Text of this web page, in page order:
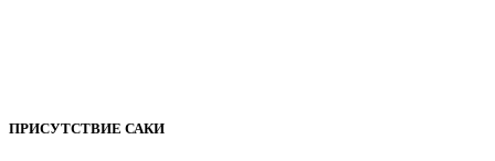
ПРИСУТСТВИЕ САКИ